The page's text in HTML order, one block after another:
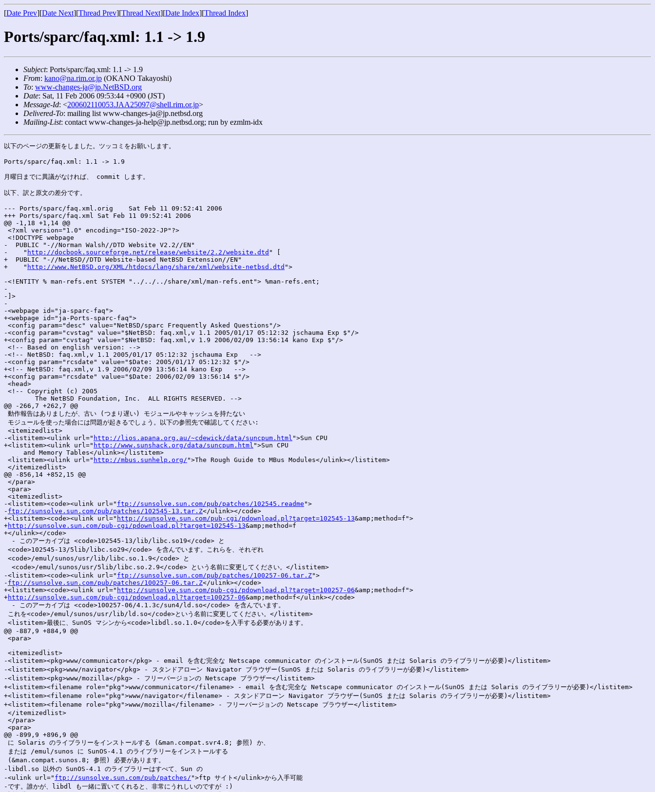
[Date Prev][Date Next][Thread Prev][Thread Next][Date Index][Thread Index]
Ports/sparc/faq.xml: 1.1 -> 1.9
Subject: Ports/sparc/faq.xml: 1.1 -> 1.9
From: kano@na.rim.or.jp (OKANO Takayoshi)
To: www-changes-ja@jp.NetBSD.org
Date: Sat, 11 Feb 2006 09:53:44 +0900 (JST)
Message-Id: <200602110053.JAA25097@shell.rim.or.jp>
Delivered-To: mailing list www-changes-ja@jp.netbsd.org
Mailing-List: contact www-changes-ja-help@jp.netbsd.org; run by ezmlm-idx
以下のページの更新をしました。ツッコミをお願いします。
Ports/sparc/faq.xml: 1.1 -> 1.9
月曜日までに異議がなければ、 commit します。
以下、訳と原文の差分です。
--- Ports/sparc/faq.xml.orig	Sat Feb 11 09:52:41 2006
+++ Ports/sparc/faq.xml	Sat Feb 11 09:52:41 2006
@@ -1,18 +1,14 @@
<?xml version="1.0" encoding="ISO-2022-JP"?>
<!DOCTYPE webpage
-  PUBLIC "-//Norman Walsh//DTD Website V2.2//EN"
-    " http://docbook.sourceforge.net/release/website/2.2/website.dtd " [
+  PUBLIC "-//NetBSD//DTD Website-based NetBSD Extension//EN"
+    " http://www.NetBSD.org/XML/htdocs/lang/share/xml/website-netbsd.dtd ">
-<!ENTITY % man-refs.ent SYSTEM "../../../share/xml/man-refs.ent"> %man-refs.ent;
-
-]>
-
-<webpage id="ja-sparc-faq">
+<webpage id="ja-Ports-sparc-faq">
<config param="desc" value="NetBSD/sparc Frequently Asked Questions"/>
-<config param="cvstag" value="$NetBSD: faq.xml,v 1.1 2005/01/17 05:12:32 jschauma Exp $"/>
+<config param="cvstag" value="$NetBSD: faq.xml,v 1.9 2006/02/09 13:56:14 kano Exp $"/>
<!-- Based on english version: -->
-<!-- NetBSD: faq.xml,v 1.1 2005/01/17 05:12:32 jschauma Exp   -->
-<config param="rcsdate" value="$Date: 2005/01/17 05:12:32 $"/>
+<!-- NetBSD: faq.xml,v 1.9 2006/02/09 13:56:14 kano Exp   -->
+<config param="rcsdate" value="$Date: 2006/02/09 13:56:14 $"/>
<head>
<!-- Copyright (c) 2005
@@ -266,7 +262,7 @@
動作報告はありましたが、古い (つまり遅い) モジュールやキャッシュを持たない
モジュールを使った場合には問題が起きるでしょう。以下の参照先で確認してください:
<itemizedlist>
-<listitem><ulink url=" http://lios.apana.org.au/~cdewick/data/suncpum.html ">Sun CPU
+<listitem><ulink url=" http://www.sunshack.org/data/suncpum.html ">Sun CPU
     and Memory Tables</ulink></listitem>
<listitem><ulink url=" http://mbus.sunhelp.org/ ">The Rough Guide to MBus Modules</ulink></listitem>
</itemizedlist>
@@ -856,14 +852,15 @@
</para>
<para>
<itemizedlist>
-<listitem><code><ulink url=" ftp://sunsolve.sun.com/pub/patches/102545.readme ">
- ftp://sunsolve.sun.com/pub/patches/102545-13.tar.Z</ulink></code>
+<listitem><code><ulink url=" http://sunsolve.sun.com/pub-cgi/pdownload.pl?target=102545-13&amp;method=f">
+http://sunsolve.sun.com/pub-cgi/pdownload.pl?target=102545-13&amp;method=f
+</ulink></code>
  - このアーカイブは <code>102545-13/lib/libc.so19</code> と
<code>102545-13/5lib/libc.so29</code> を含んでいます。これらを、それぞれ
<code>/emul/sunos/usr/lib/libc.so.1.9</code> と
  <code>/emul/sunos/usr/5lib/libc.so.2.9</code> という名前に変更してください。</listitem>
-<listitem><code><ulink url=" ftp://sunsolve.sun.com/pub/patches/100257-06.tar.Z">
- ftp://sunsolve.sun.com/pub/patches/100257-06.tar.Z</ulink></code>
+<listitem><code><ulink url=" http://sunsolve.sun.com/pub-cgi/pdownload.pl?target=100257-06&amp;method=f">
+http://sunsolve.sun.com/pub-cgi/pdownload.pl?target=100257-06&amp;method=f</ulink></code>
  - このアーカイブは <code>100257-06/4.1.3c/sun4/ld.so</code> を含んでいます。
これを<code>/emul/sunos/usr/lib/ld.so</code>という名前に変更してください。</listitem>
<listitem>最後に、SunOS マシンから<code>libdl.so.1.0</code>を入手する必要があります。
@@ -887,9 +884,9 @@
<para>
<itemizedlist>
-<listitem><pkg>www/communicator</pkg> - email を含む完全な Netscape communicator のインストール(SunOS または Solaris のライブラリーが必要)</listitem>
-<listitem><pkg>www/navigator</pkg> - スタンドアローン Navigator ブラウザー(SunOS または Solaris のライブラリーが必要)</listitem>
-<listitem><pkg>www/mozilla</pkg> - フリーバージョンの Netscape ブラウザー</listitem>
+<listitem><filename role="pkg">www/communicator</filename> - email を含む完全な Netscape communicator のインストール(SunOS または Solaris のライブラリーが必要)</listitem>
+<listitem><filename role="pkg">www/navigator</filename> - スタンドアローン Navigator ブラウザー(SunOS または Solaris のライブラリーが必要)</listitem>
+<listitem><filename role="pkg">www/mozilla</filename> - フリーバージョンの Netscape ブラウザー</listitem>
</itemizedlist>
</para>
<para>
@@ -899,9 +896,9 @@
に Solaris のライブラリーをインストールする (&man.compat.svr4.8; 参照) か、
または /emul/sunos に SunOS-4.1 のライブラリーをインストールする
(&man.compat.sunos.8; 参照) 必要があります。
-libdl.so 以外の SunOS-4.1 のライブラリーはすべて、Sun の
-<ulink url=" ftp://sunsolve.sun.com/pub/patches/ ">ftp サイト</ulink>から入手可能
-です。誰かが、libdl も一緒に置いてくれると、非常にうれしいのですが :)